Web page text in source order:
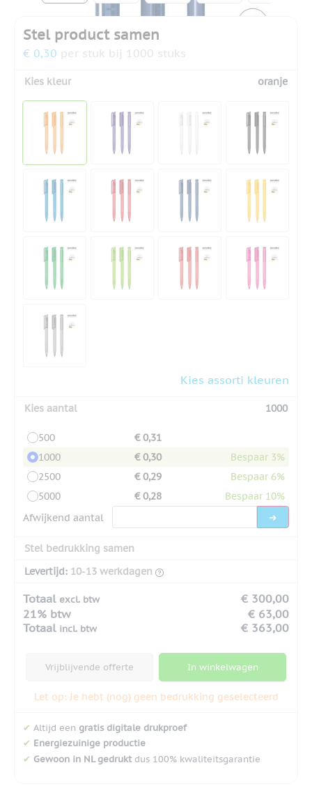
Stel product samen
€ 0,30 per stuk bij 1000 stuks
Kies kleur oranje
Kies assorti kleuren
Kies aantal 1000
500
€ 0,31
1000
€ 0,30
Bespaar 3%
2500
€ 0,29
Bespaar 6%
5000
€ 0,28
Bespaar 10%
Afwijkend aantal
Stel bedrukking samen
Levertijd: 10-13 werkdagen
Totaal excl. btw
€ 300,00
21% btw
€ 63,00
Totaal incl. btw € 363,00
Vrijblijvende offerte In winkelwagen
Let op: Je hebt (nog) geen bedrukking geselecteerd
✔ Altijd een gratis digitale drukproef
✔ Energiezuinige productie
✔ Gewoon in NL gedruktdus 100% kwaliteitsgarantie